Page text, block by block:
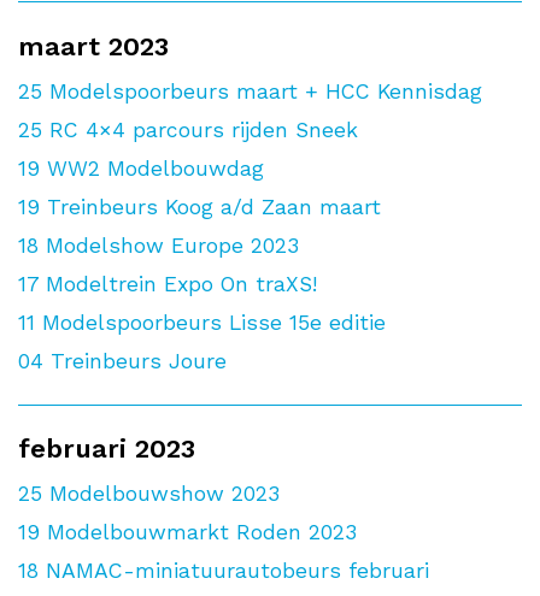
maart 2023
25 Modelspoorbeurs maart + HCC Kennisdag
25 RC 4×4 parcours rijden Sneek
19 WW2 Modelbouwdag
19 Treinbeurs Koog a/d Zaan maart
18 Modelshow Europe 2023
17 Modeltrein Expo On traXS!
11 Modelspoorbeurs Lisse 15e editie
04 Treinbeurs Joure
februari 2023
25 Modelbouwshow 2023
19 Modelbouwmarkt Roden 2023
18 NAMAC-miniatuurautobeurs februari